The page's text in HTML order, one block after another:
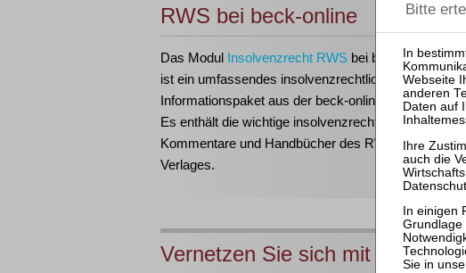
RWS bei beck-online
Das Modul Insolvenzrecht RWS bei beck-online
ist ein umfassendes insolvenzrechtliches
Informationspaket aus der beck-online-Familie.
Es enthält die wichtige insolvenzrechtliche
Kommentare und Handbücher des RWS
Verlages.
Vernetzen Sie sich mit uns